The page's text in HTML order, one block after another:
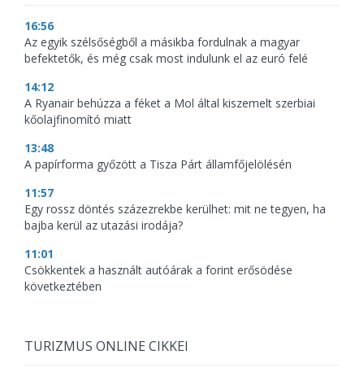
16:56
Az egyik szélsőségből a másikba fordulnak a magyar
befektetők, és még csak most indulunk el az euró felé
14:12
A Ryanair behúzza a féket a Mol által kiszemelt szerbiai
kőolajfinomító miatt
13:48
A papírforma győzött a Tisza Párt államfőjelölésén
11:57
Egy rossz döntés százezrekbe kerülhet: mit ne tegyen, ha
bajba kerül az utazási irodája?
11:01
Csökkentek a használt autóárak a forint erősödése
következtében
TURIZMUS ONLINE CIKKEI